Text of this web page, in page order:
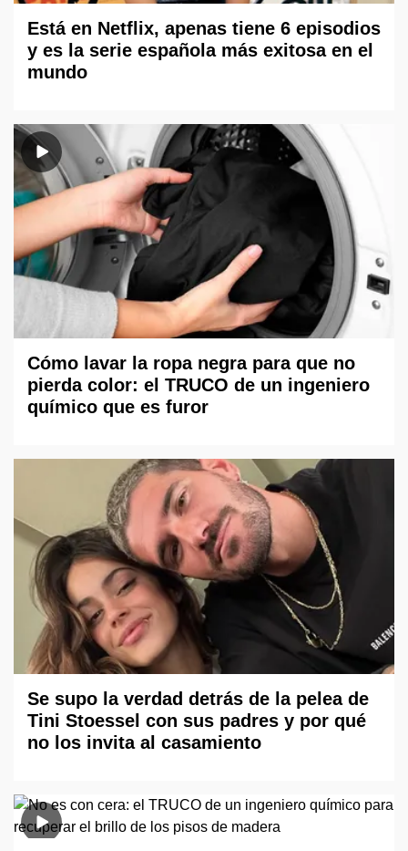
Está en Netflix, apenas tiene 6 episodios
y es la serie española más exitosa en el
mundo
Cómo lavar la ropa negra para que no
pierda color: el TRUCO de un ingeniero
químico que es furor
Se supo la verdad detrás de la pelea de
Tini Stoessel con sus padres y por qué
no los invita al casamiento